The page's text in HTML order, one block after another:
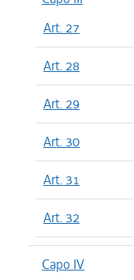
Art. 27
Art. 28
Art. 29
Art. 30
Art. 31
Art. 32
Capo IV